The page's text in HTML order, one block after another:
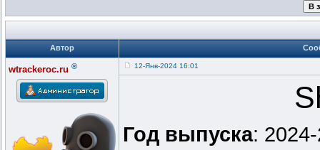
Автор
wtrackeroc.ru ® 12-Янв-2024 16:01
Год выпуска: